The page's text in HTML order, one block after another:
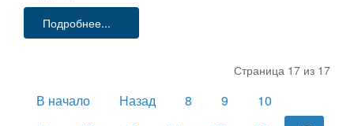
Подробнее...
Страница 17 из 17
В начало Назад 8 9
10